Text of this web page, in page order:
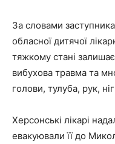
За словами
обласної дитячої
тяжкому стані
вибухова травма та
голови, тулуба, рук,
Херсонські лікарі
евакуювали її до